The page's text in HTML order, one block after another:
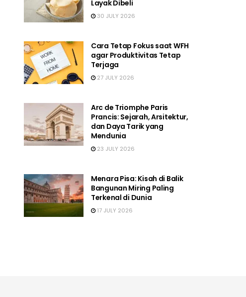
Layak Dibeli
30 JULY 2026
Cara Tetap Fokus saat WFH
agar Produktivitas Tetap
Terjaga
27 JULY 2026
Arc de Triomphe Paris
Prancis: Sejarah, Arsitektur,
dan Daya Tarik yang
Mendunia
23 JULY 2026
Menara Pisa: Kisah di Balik
Bangunan Miring Paling
Terkenal di Dunia
17 JULY 2026